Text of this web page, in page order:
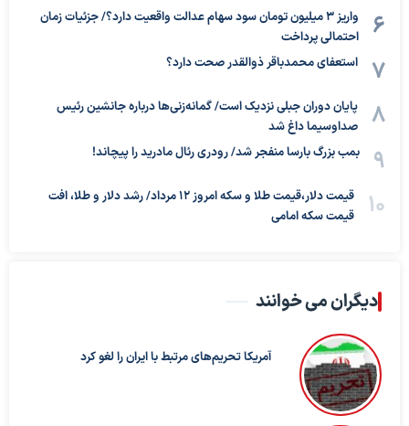
واریز ۳ میلیون تومان سود سهام عدالت واقعیت دارد؟/ جزئیات زمان
احتمالی پرداخت
استعفای محمدباقر ذوالقدر صحت دارد؟
پایان دوران جبلی نزدیک است/ گمانه‌زنی‌ها درباره جانشین رئیس
صداوسیما داغ شد
بمب بزرگ بارسا منفجر شد/ رودری رئال مادرید را پیچاند!
قیمت دلار،قیمت طلا و سکه امروز ۱۲ مرداد/ رشد دلار و طلا، افت
قیمت سکه امامی
دیگران می خوانند
آمریکا تحریم‌های مرتبط با ایران را لغو کرد